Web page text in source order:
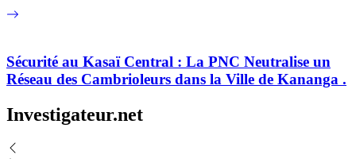
Sécurité au Kasaï Central : La PNC Neutralise un
Réseau des Cambrioleurs dans la Ville de Kananga .
Investigateur.net